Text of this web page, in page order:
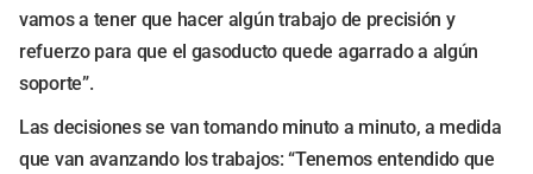
vamos a tener que hacer algún trabajo de precisión y
refuerzo para que el gasoducto quede agarrado a algún
soporte”.
Las decisiones se van tomando minuto a minuto, a medida
que van avanzando los trabajos: “Tenemos entendido que